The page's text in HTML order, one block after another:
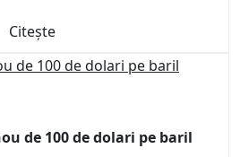
Citește
de 100 de dolari pe baril